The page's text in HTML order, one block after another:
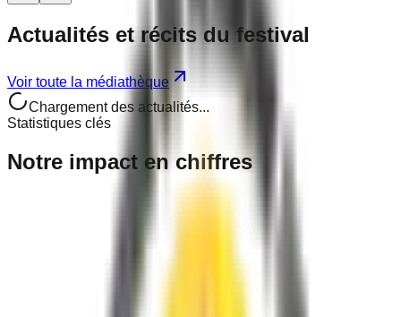
Actualités et récits du festival
Voir toute la médiathèque
Chargement des actualités...
Statistiques clés
Notre impact en chiffres